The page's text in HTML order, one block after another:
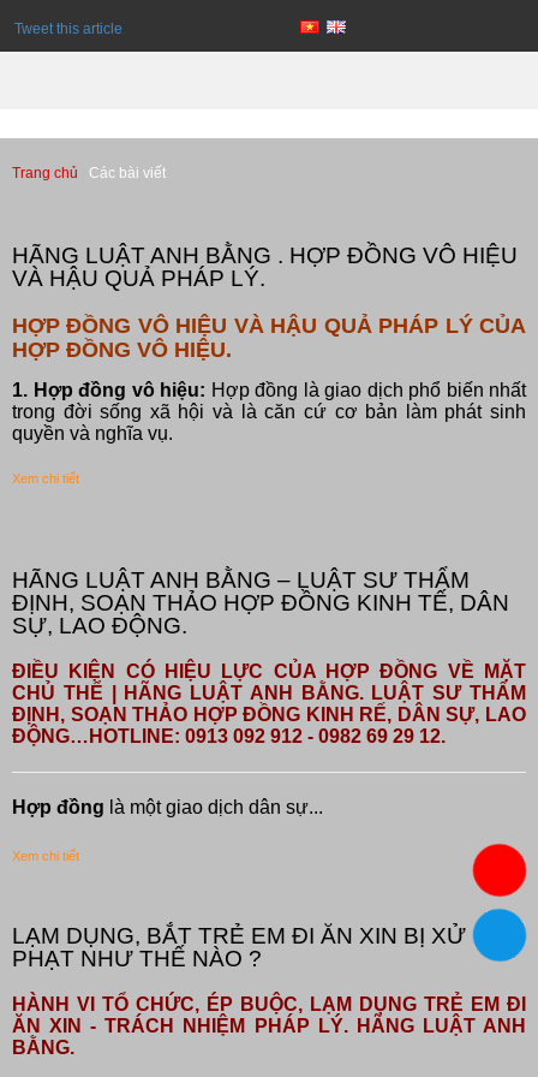
Tweet this article
Trang chủ Các bài viết
HÃNG LUẬT ANH BẰNG . HỢP ĐỒNG VÔ HIỆU
VÀ HẬU QUẢ PHÁP LÝ.
HỢP ĐỒNG VÔ HIỆU VÀ HẬU QUẢ PHÁP LÝ CỦA
HỢP ĐỒNG VÔ HIỆU.
1. Hợp đồng vô hiệu: Hợp đồng là giao dịch phổ biến nhất
trong đời sống xã hội và là căn cứ cơ bản làm phát sinh
quyền và nghĩa vụ.
Xem chi tiết
HÃNG LUẬT ANH BẰNG – LUẬT SƯ THẨM
ĐỊNH, SOẠN THẢO HỢP ĐỒNG KINH TẾ, DÂN
SỰ, LAO ĐỘNG.
ĐIỀU KIỆN CÓ HIỆU LỰC CỦA HỢP ĐỒNG VỀ MẶT
CHỦ THỂ | HÃNG LUẬT ANH BẰNG. LUẬT SƯ THẨM
ĐỊNH, SOẠN THẢO HỢP ĐỒNG KINH RẾ, DÂN SỰ, LAO
ĐỘNG…HOTLINE: 0913 092 912 - 0982 69 29 12.
Hợp đồng là một giao dịch dân sự...
Xem chi tiết
LẠM DỤNG, BẮT TRẺ EM ĐI ĂN XIN BỊ XỬ
PHẠT NHƯ THẾ NÀO ?
HÀNH VI TỔ CHỨC, ÉP BUỘC, LẠM DỤNG TRẺ EM ĐI
ĂN XIN - TRÁCH NHIỆM PHÁP LÝ. HÃNG LUẬT ANH
BẰNG.